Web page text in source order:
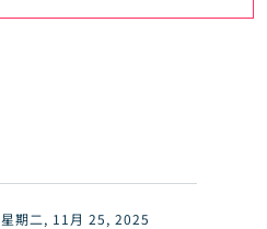
星期二, 11月 25, 2025